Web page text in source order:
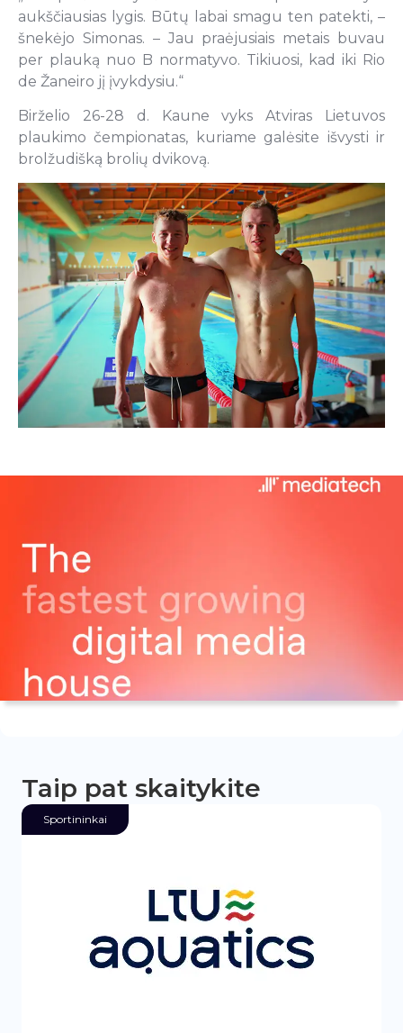
aukščiausias lygis. Būtų labai smagu ten patekti, –
šnekėjo Simonas. – Jau praėjusiais metais buvau
per plauką nuo B normatyvo. Tikiuosi, kad iki Rio
de Žaneiro jį įvykdysiu.“
Birželio 26-28 d. Kaune vyks Atviras Lietuvos
plaukimo čempionatas, kuriame galėsite išvysti ir
brolžudišką brolių dvikovą.
Taip pat skaitykite
Sportininkai